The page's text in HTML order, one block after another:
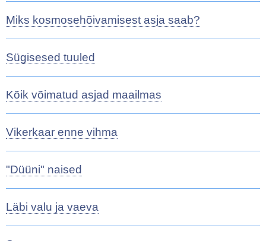
Miks kosmosehõivamisest asja saab?
Sügisesed tuuled
Kõik võimatud asjad maailmas
Vikerkaar enne vihma
"Düüni" naised
Läbi valu ja vaeva